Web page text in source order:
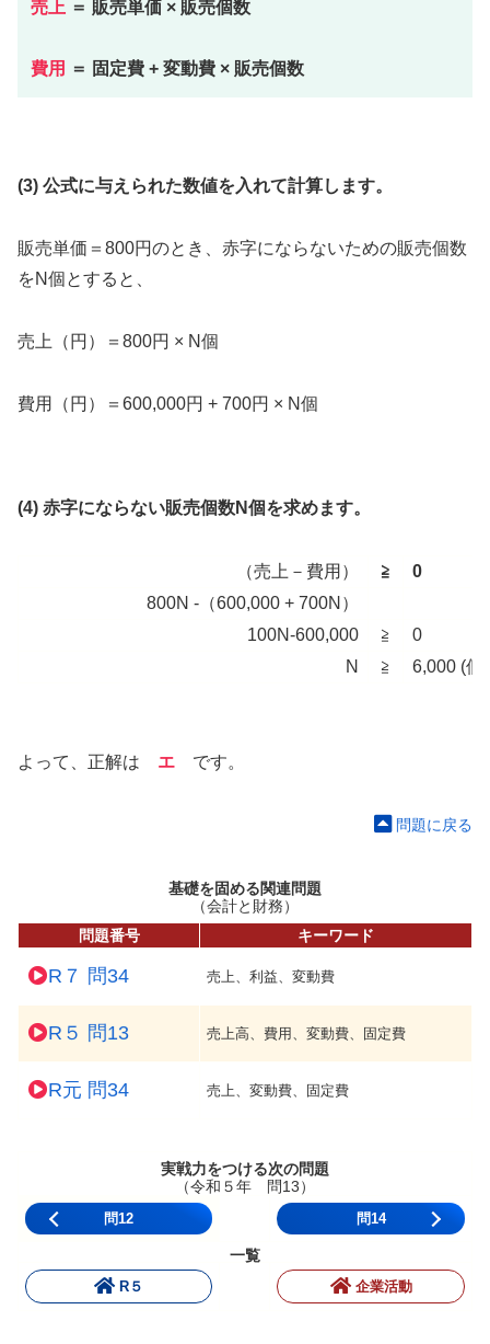
売上 ＝ 販売単価 × 販売個数
費用 ＝ 固定費 + 変動費 × 販売個数
(3) 公式に与えられた数値を入れて計算します。
販売単価＝800円のとき、赤字にならないための販売個数
をN個とすると、
売上（円）＝800円 × N個
費用（円）＝600,000円 + 700円 × N個
(4) 赤字にならない販売個数N個を求めます。
（売上－費用） ≧
0
800N -（600,000 + 700N）
100N-600,000
≧
0
N
≧ 6,000 (個
よって、正解は エ です。
問題に戻る
基礎を固める関連問題
（会計と財務）
問題番号
キーワード
R７ 問34 売上、利益、変動費
R５ 問13 売上高、費用、変動費、固定費
R元 問34 売上、変動費、固定費
実戦力をつける次の問題
（令和５年 問13）
問12 問14
一覧
R５ 企業活動